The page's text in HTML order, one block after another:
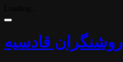
روشنگران قادسیه